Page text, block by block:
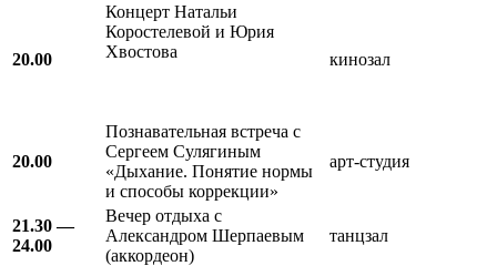
20.00
Концерт Натальи
Коростелевой и Юрия
Хвостова
кинозал
20.00
Познавательная встреча с
Сергеем Сулягиным
«Дыхание. Понятие нормы
и способы коррекции»
арт-студия
21.30 —
24.00
Вечер отдыха с
Александром Шерпаевым
(аккордеон)
танцзал